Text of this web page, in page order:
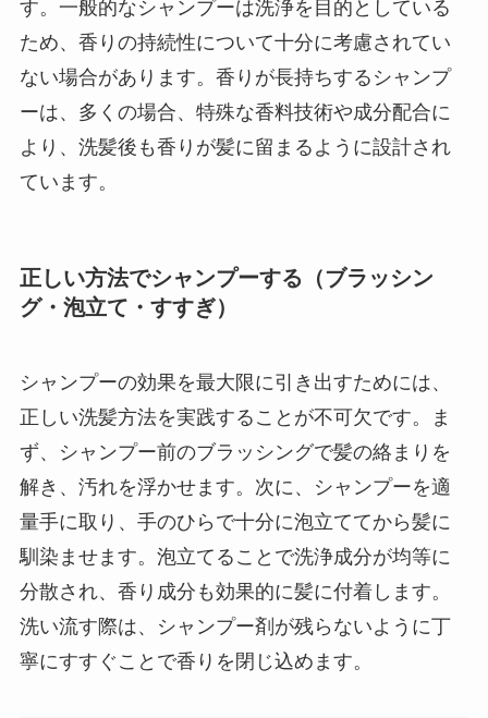
す。一般的なシャンプーは洗浄を目的としている
ため、香りの持続性について十分に考慮されてい
ない場合があります。香りが長持ちするシャンプ
ーは、多くの場合、特殊な香料技術や成分配合に
より、洗髪後も香りが髪に留まるように設計され
ています。
正しい方法でシャンプーする（ブラッシン
グ・泡立て・すすぎ）
シャンプーの効果を最大限に引き出すためには、
正しい洗髪方法を実践することが不可欠です。ま
ず、シャンプー前のブラッシングで髪の絡まりを
解き、汚れを浮かせます。次に、シャンプーを適
量手に取り、手のひらで十分に泡立ててから髪に
馴染ませます。泡立てることで洗浄成分が均等に
分散され、香り成分も効果的に髪に付着します。
洗い流す際は、シャンプー剤が残らないように丁
寧にすすぐことで香りを閉じ込めます。